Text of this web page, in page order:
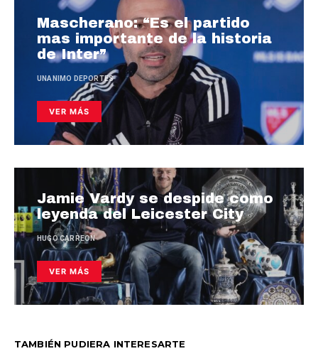
Mascherano: “Es el partido
mas importante de la historia
de Inter”
UNANIMO DEPORTES
VER MÁS
Jamie Vardy se despide como
leyenda del Leicester City
HUGO CARREON
VER MÁS
TAMBIÉN PUDIERA INTERESARTE